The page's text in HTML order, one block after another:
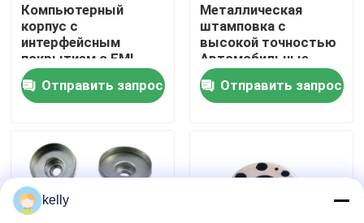
Путешествие фабрики
Проверка качества
Новости
Случаи
Компьютерный
корпус с
интерфейсным
покрытием с EMI-
защитой и
индивидуальными
размерами
Отправить запрос
Металлическая
штамповка с
высокой точностью
Автомобильные
двигатели с
коррозионно-
устойчивыми и
Отправить запрос
kelly